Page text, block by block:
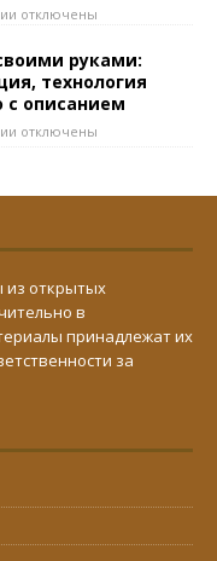
отключены
руками:
технология
с описанием
отключены
из открытых
в
принадлежат их
за